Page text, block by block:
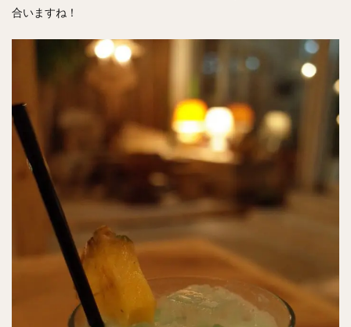
合いますね！